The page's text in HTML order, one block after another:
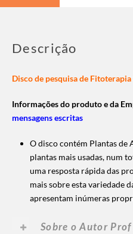
Descrição
Disco de pesquisa de
Informações do produto e da
mensagens escritas
O disco contém Plantas de
plantas mais usadas, num
uma resposta rápida das
mais sobre esta variedade
apresentam inúmeras
Sobre o Autor